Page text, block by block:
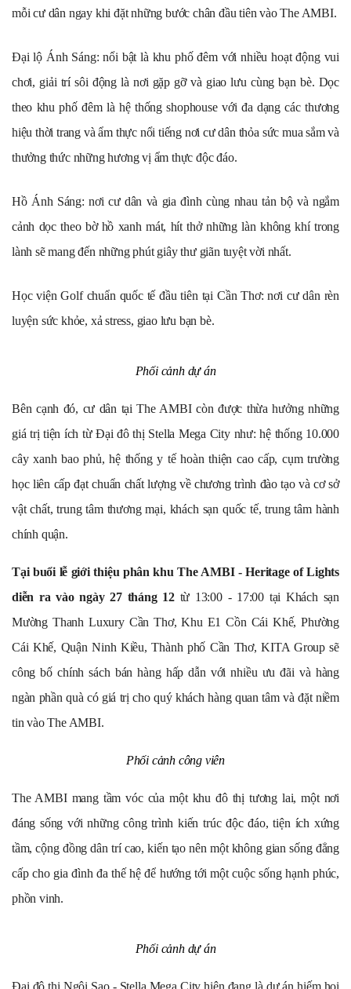
mỗi cư dân ngay khi đặt những bước chân đầu tiên vào The AMBI.
Đại lộ Ánh Sáng: nổi bật là khu phố đêm với nhiều hoạt động vui
chơi, giải trí sôi động là nơi gặp gỡ và giao lưu cùng bạn bè. Dọc
theo khu phố đêm là hệ thống shophouse với đa dạng các thương
hiệu thời trang và ẩm thực nổi tiếng nơi cư dân thỏa sức mua sắm và
thưởng thức những hương vị ẩm thực độc đáo.
Hồ Ánh Sáng: nơi cư dân và gia đình cùng nhau tản bộ và ngắm
cảnh dọc theo bờ hồ xanh mát, hít thở những làn không khí trong
lành sẽ mang đến những phút giây thư giãn tuyệt vời nhất.
Học viện Golf chuẩn quốc tế đầu tiên tại Cần Thơ: nơi cư dân rèn
luyện sức khỏe, xả stress, giao lưu bạn bè.
Phối cảnh dự án
Bên cạnh đó, cư dân tại The AMBI còn được thừa hưởng những
giá trị tiện ích từ Đại đô thị Stella Mega City như: hệ thống 10.000
cây xanh bao phủ, hệ thống y tế hoàn thiện cao cấp, cụm trường
học liên cấp đạt chuẩn chất lượng về chương trình đào tạo và cơ sở
vật chất, trung tâm thương mại, khách sạn quốc tế, trung tâm hành
chính quận.
Tại buổi lễ giới thiệu phân khu The AMBI - Heritage of Lights
diễn ra vào ngày 27 tháng 12 từ 13:00 - 17:00 tại Khách sạn
Mường Thanh Luxury Cần Thơ, Khu E1 Cồn Cái Khế, Phường
Cái Khế, Quận Ninh Kiều, Thành phố Cần Thơ, KITA Group sẽ
công bố chính sách bán hàng hấp dẫn với nhiều ưu đãi và hàng
ngàn phần quà có giá trị cho quý khách hàng quan tâm và đặt niềm
tin vào The AMBI.
Phối cảnh công viên
The AMBI mang tầm vóc của một khu đô thị tương lai, một nơi
đáng sống với những công trình kiến trúc độc đáo, tiện ích xứng
tầm, cộng đồng dân trí cao, kiến tạo nên một không gian sống đẳng
cấp cho gia đình đa thế hệ để hướng tới một cuộc sống hạnh phúc,
phồn vinh.
Phối cảnh dự án